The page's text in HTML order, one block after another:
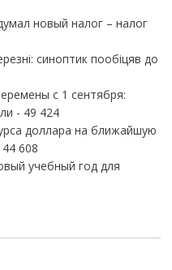
новый налог – налог
синоптик пообіцяв до
с 1 сентября:
- 49 424
доллара на ближайшую
608
учебный год для